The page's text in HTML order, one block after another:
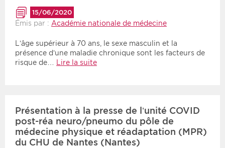
15/06/2020
Émis par : Académie nationale de médecine
L’âge supérieur à 70 ans, le sexe masculin et la
présence d’une maladie chronique sont les facteurs de
risque de…
Lire la suite
Présentation à la presse de l’unité COVID
post-réa neuro/pneumo du pôle de
médecine physique et réadaptation (MPR)
du CHU de Nantes (Nantes)